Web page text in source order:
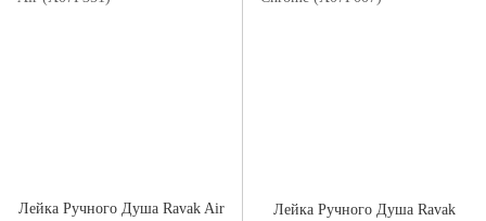
Лейка Ручного Душа Ravak Air
Лейка Ручного Душа Ravak